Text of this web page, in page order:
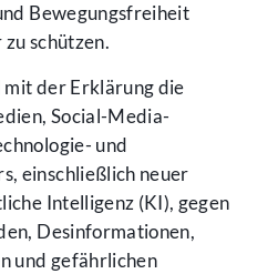
Bewegungsfreiheit
schützen.
der Erklärung die
Social-Media-
und
einschließlich neuer
Intelligenz (KI), gegen
Desinformationen,
und gefährlichen